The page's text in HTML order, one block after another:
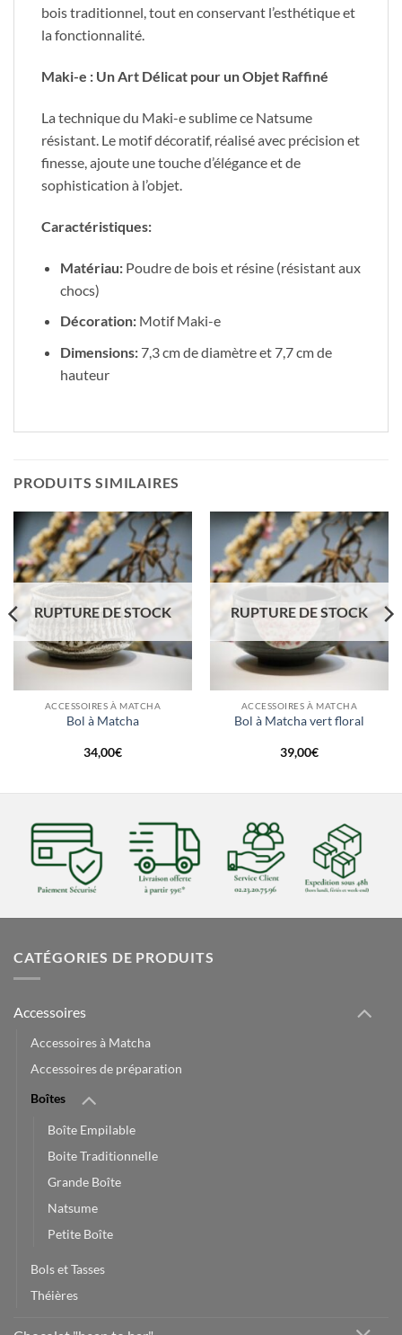
bois traditionnel, tout en conservant l’esthétique et
la fonctionnalité.
Maki-e : Un Art Délicat pour un Objet Raffiné
La technique du Maki-e sublime ce Natsume
résistant. Le motif décoratif, réalisé avec précision et
finesse, ajoute une touche d’élégance et de
sophistication à l’objet.
Caractéristiques:
Matériau:Poudre de bois et résine (résistant aux
chocs)
Décoration:Motif Maki-e
Dimensions:7,3 cm de diamètre et 7,7 cm de
hauteur
PRODUITS SIMILAIRES
RUPTURE DE STOCK
ACCESSOIRES À MATCHA
Bol à Matcha
34,00€
RUPTURE DE STOCK
ACCESSOIRES À MATCHA
Bol à Matcha vert floral
39,00€
CATÉGORIES DE PRODUITS
Accessoires
Accessoires à Matcha
Accessoires de préparation
Boîtes
Boîte Empilable
Boite Traditionnelle
Grande Boîte
Natsume
Petite Boîte
Bols et Tasses
Théières